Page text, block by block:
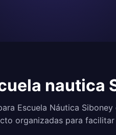
nautica
Escuela Náutica
organizadas para